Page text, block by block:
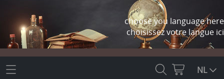
choose you language here
choisissez votre langue ici
THE RETROHOUSE NL